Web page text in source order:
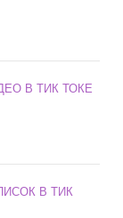
В ТИК ТОКЕ
В ТИК